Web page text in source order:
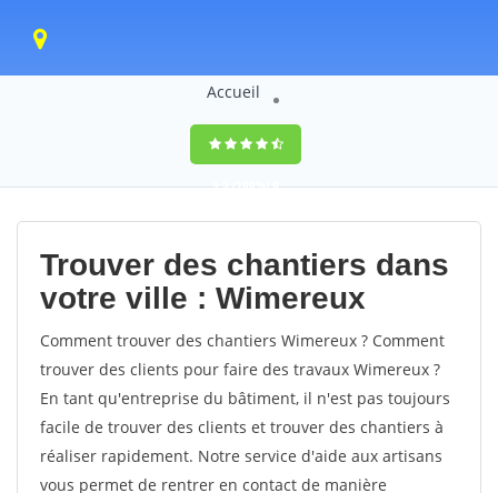
Accueil
9,5(100%)0
votes
Trouver des chantiers dans
votre ville : Wimereux
Comment trouver des chantiers Wimereux ? Comment
trouver des clients pour faire des travaux Wimereux ?
En tant qu'entreprise du bâtiment, il n'est pas toujours
facile de trouver des clients et trouver des chantiers à
réaliser rapidement. Notre service d'aide aux artisans
vous permet de rentrer en contact de manière